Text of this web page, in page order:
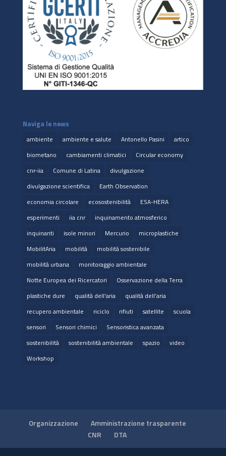
Naviga le news
ambiente ambiente e salute Antonello Pasini
artico
biometano
cambiamenti climatici
Circular economy
cnr-iia
Comune di Latina
divulgazione
divulgazione scientifica
Earth Observation
economia circolare
ecosostenibilità
ESA-HERA
esperimenti
iia cnr
inquinamento atmosferico
inquinanti
isole minori Mercurio
microplastiche
MobilitAria
mobilità
mobilità sostenibile
mobilità urbana
monitoraggio ambientale
Notte Europea dei Ricercatori
Osservazione della Terra
plastiche dure
qualità dell'aria
qualità dell’aria
recupero ambientale
riciclo rifiuti satellite
scuola
sensori
Sensori chimici
Sensoristica avanzata
sostenibilità
sostenibilità ambientale spazio
video
Workshop
Organizzazione
Amministrazione trasparente
CNR
DTA